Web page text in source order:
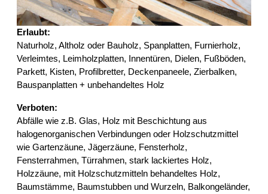
Erlaubt:
Naturholz, Altholz oder Bauholz, Spanplatten, Furnierholz,
Verleimtes, Leimholzplatten, Innentüren, Dielen, Fußböden,
Parkett, Kisten, Profilbretter, Deckenpaneele, Zierbalken,
Bauspanplatten + unbehandeltes Holz
Verboten:
Abfälle wie z.B. Glas, Holz mit Beschichtung aus
halogenorganischen Verbindungen oder Holzschutzmittel
wie Gartenzäune, Jägerzäune, Fensterholz,
Fensterrahmen, Türrahmen, stark lackiertes Holz,
Holzzäune, mit Holzschutzmitteln behandeltes Holz,
Baumstämme, Baumstubben und Wurzeln, Balkongeländer,